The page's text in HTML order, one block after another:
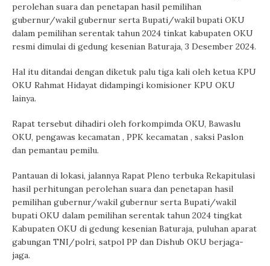
perolehan suara dan penetapan hasil pemilihan
gubernur/wakil gubernur serta Bupati/wakil bupati OKU
dalam pemilihan serentak tahun 2024 tinkat kabupaten OKU
resmi dimulai di gedung kesenian Baturaja, 3 Desember 2024.
Hal itu ditandai dengan diketuk palu tiga kali oleh ketua KPU
OKU Rahmat Hidayat didampingi komisioner KPU OKU
lainya.
Rapat tersebut dihadiri oleh forkompimda OKU, Bawaslu
OKU, pengawas kecamatan , PPK kecamatan , saksi Paslon
dan pemantau pemilu.
Pantauan di lokasi, jalannya Rapat Pleno terbuka Rekapitulasi
hasil perhitungan perolehan suara dan penetapan hasil
pemilihan gubernur/wakil gubernur serta Bupati/wakil
bupati OKU dalam pemilihan serentak tahun 2024 tingkat
Kabupaten OKU di gedung kesenian Baturaja, puluhan aparat
gabungan TNI/polri, satpol PP dan Dishub OKU berjaga-
jaga.